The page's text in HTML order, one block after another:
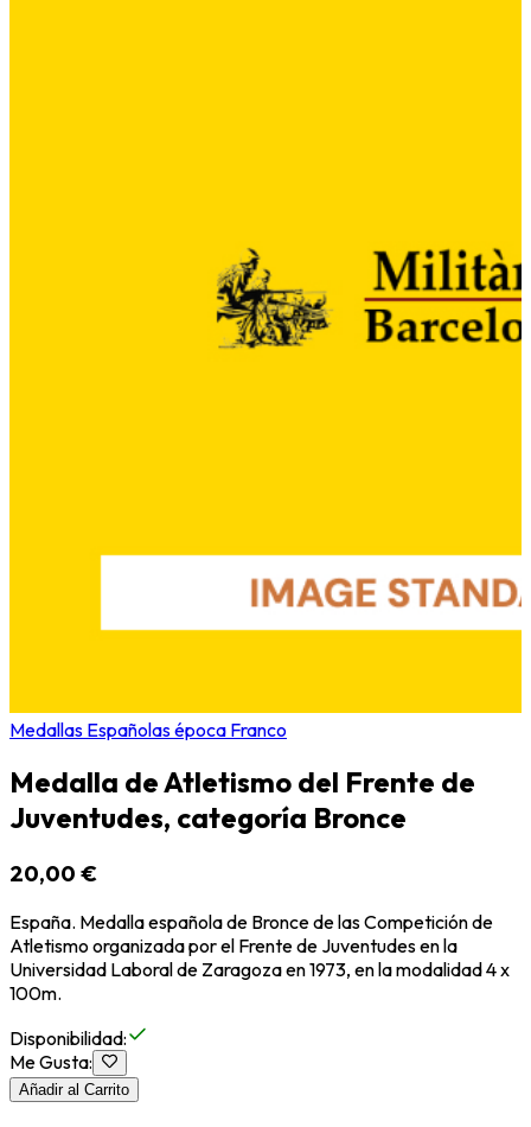
Medallas Españolas época Franco
Medalla de Atletismo del Frente de
Juventudes, categoría Bronce
20,00 €
España. Medalla española de Bronce de las Competición de
Atletismo organizada por el Frente de Juventudes en la
Universidad Laboral de Zaragoza en 1973, en la modalidad 4 x
100m.
Disponibilidad:
Me Gusta:
Añadir al Carrito